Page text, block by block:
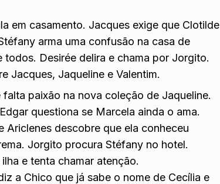
em casamento. Jacques exige que Clotilde
arma uma confusão na casa de
Desirée delira e chama por Jorgito.
Jacques, Jaqueline e Valentim.
paixão na nova coleção de Jaqueline.
questiona se Marcela ainda o ama.
descobre que ela conheceu
Jorgito procura Stéfany no hotel.
e tenta chamar atenção.
a Chico que já sabe o nome de Cecília e